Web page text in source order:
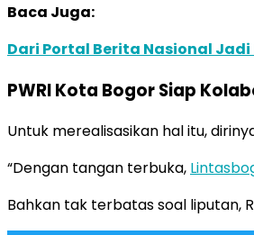
Baca Juga:
Dari Portal Berita Nasional
PWRI Kota Bogor Siap
Untuk merealisasikan hal itu,
“Dengan tangan terbuka,
Bahkan tak terbatas soal liputan,